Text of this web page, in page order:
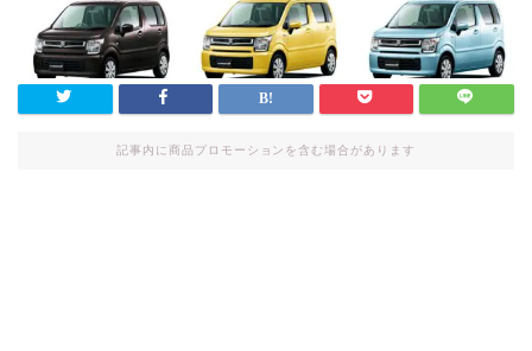
記事内に商品プロモーションを含む場合があります